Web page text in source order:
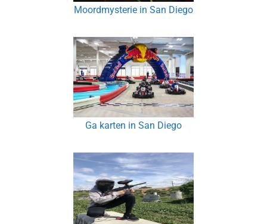
Moordmysterie in San Diego
Ga karten in San Diego